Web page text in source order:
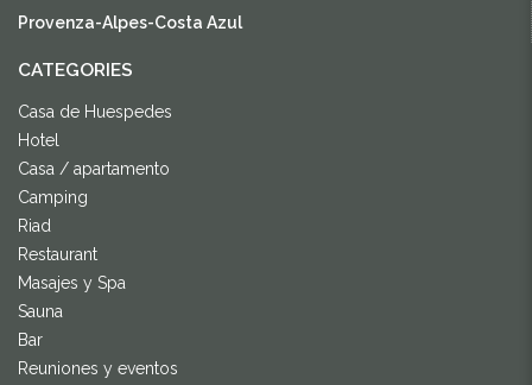
Provenza-Alpes-Costa Azul
CATEGORIES
Casa de Huespedes
Hotel
Casa / apartamento
Camping
Riad
Restaurant
Masajes y Spa
Sauna
Bar
Reuniones y eventos